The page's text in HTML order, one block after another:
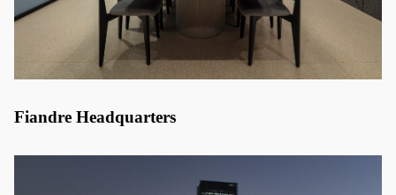
Fiandre Headquarters